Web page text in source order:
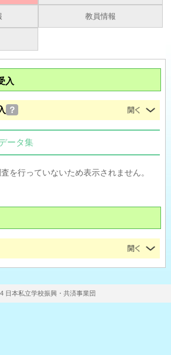
教員情報
入
？
ータ集
を行っていないため表示されません。
日本私立学校振興・共済事業団